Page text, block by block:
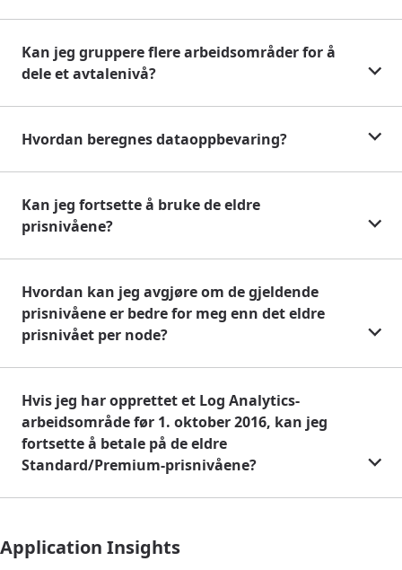
Kan jeg gruppere flere arbeidsområder for å
dele et avtalenivå?
Hvordan beregnes dataoppbevaring?
Kan jeg fortsette å bruke de eldre
prisnivåene?
Hvordan kan jeg avgjøre om de gjeldende
prisnivåene er bedre for meg enn det eldre
prisnivået per node?
Hvis jeg har opprettet et Log Analytics-
arbeidsområde før 1. oktober 2016, kan jeg
fortsette å betale på de eldre
Standard/Premium-prisnivåene?
Application Insights